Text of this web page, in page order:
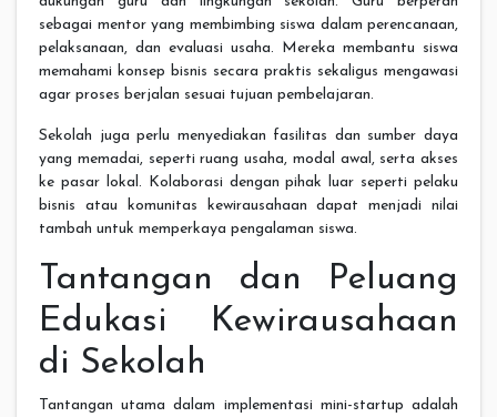
sebagai mentor yang membimbing siswa dalam perencanaan,
pelaksanaan, dan evaluasi usaha. Mereka membantu siswa
memahami konsep bisnis secara praktis sekaligus mengawasi
agar proses berjalan sesuai tujuan pembelajaran.
Sekolah juga perlu menyediakan fasilitas dan sumber daya
yang memadai, seperti ruang usaha, modal awal, serta akses
ke pasar lokal. Kolaborasi dengan pihak luar seperti pelaku
bisnis atau komunitas kewirausahaan dapat menjadi nilai
tambah untuk memperkaya pengalaman siswa.
Tantangan dan Peluang
Edukasi Kewirausahaan
di Sekolah
Tantangan utama dalam implementasi mini-startup adalah